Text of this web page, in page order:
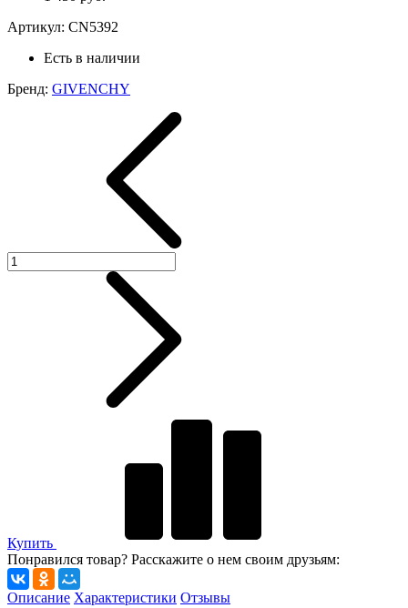
Артикул: CN5392
Есть в наличии
Бренд: GIVENCHY
Купить
Понравился товар? Расскажите о нем своим друзьям:
Описание Характеристики Отзывы